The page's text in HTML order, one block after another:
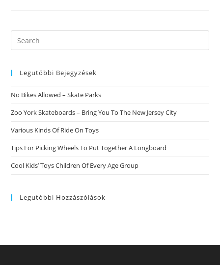
Makel
Search
this
Legutóbbi Bejegyzések
No Bikes Allowed – Skate Parks
Zoo York Skateboards – Bring You To The New Jersey City
Various Kinds Of Ride On Toys
Tips For Picking Wheels To Put Together A Longboard
Cool Kids’ Toys Children Of Every Age Group
Legutóbbi Hozzászólások